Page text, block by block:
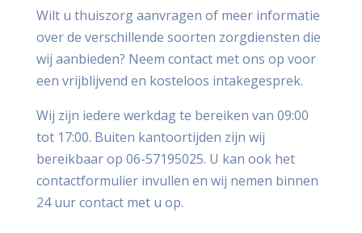
Wilt u thuiszorg aanvragen of meer informatie
over de verschillende soorten zorgdiensten die
wij aanbieden? Neem contact met ons op voor
een vrijblijvend en kosteloos intakegesprek.
Wij zijn iedere werkdag te bereiken van 09:00
tot 17:00. Buiten kantoortijden zijn wij
bereikbaar op 06-57195025. U kan ook het
contactformulier invullen en wij nemen binnen
24 uur contact met u op.